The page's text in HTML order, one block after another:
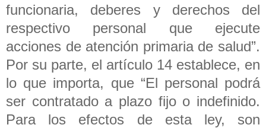
funcionaria, deberes y derechos del
respectivo personal que ejecute
acciones de atención primaria de salud”.
Por su parte, el artículo 14 establece, en
lo que importa, que “El personal podrá
ser contratado a plazo fijo o indefinido.
Para los efectos de esta ley, son